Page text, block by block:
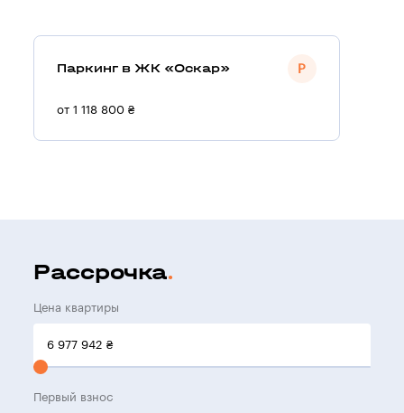
Паркинг в ЖК «Оскар»
от 1 118 800 ₴
Рассрочка
Цена квартиры
6 977 942 ₴
Первый взнос